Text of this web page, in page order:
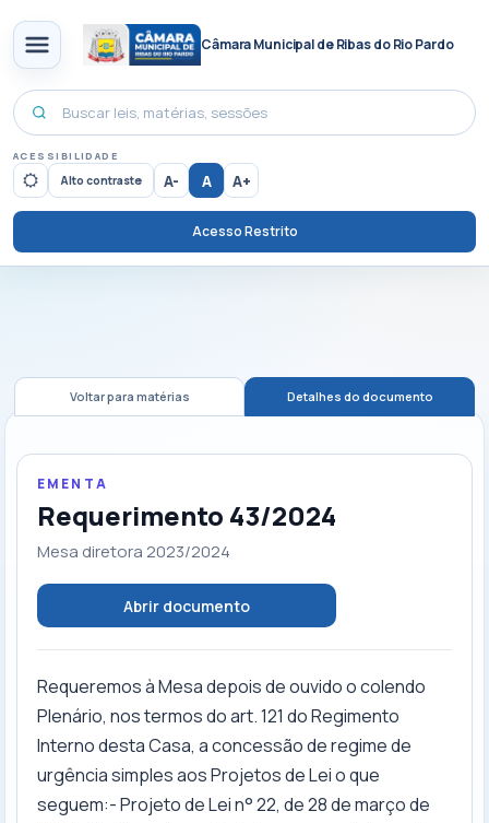
Câmara Municipal de Ribas do Rio Pardo
ACESSIBILIDADE
Alto contraste A- A A+
Acesso Restrito
Voltar para matérias Detalhes do documento
EMENTA
Requerimento 43/2024
Mesa diretora 2023/2024
Abrir documento
Requeremos à Mesa depois de ouvido o colendo
Plenário, nos termos do art. 121 do Regimento
Interno desta Casa, a concessão de regime de
urgência simples aos Projetos de Lei o que
seguem:- Projeto de Lei n° 22, de 28 de março de